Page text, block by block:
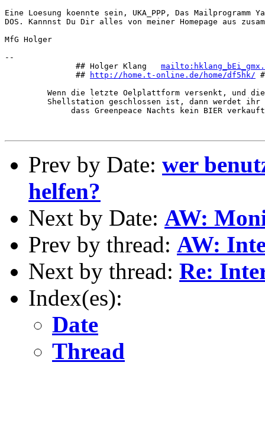
Eine Loesung koennte sein, UKA_PPP, Das Mailprogramm
DOS. Kannnst Du Dir alles von meiner Homepage aus
MfG Holger
--
               ## Holger Klang
               ##
http://home.t-online.de/home/df5hk/
Wenn die letzte Oelplattform versenkt, und
Shellstation geschlossen ist, dann werdet ihr
dass Greenpeace Nachts kein BIER
Prev by Date: wer
helfen?
Next by Date: AW:
Prev by thread: AW:
Next by thread: Re:
Index(es):
Date
Thread